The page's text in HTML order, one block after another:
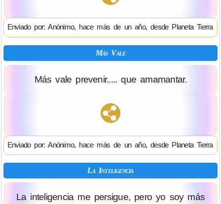
Enviado por: Anónimo, hace más de un año, desde Planeta Tierra
Más Vale
Más vale prevenir..... que amamantar.
Enviado por: Anónimo, hace más de un año, desde Planeta Tierra
La Inteligencia
La inteligencia me persigue, pero yo soy más